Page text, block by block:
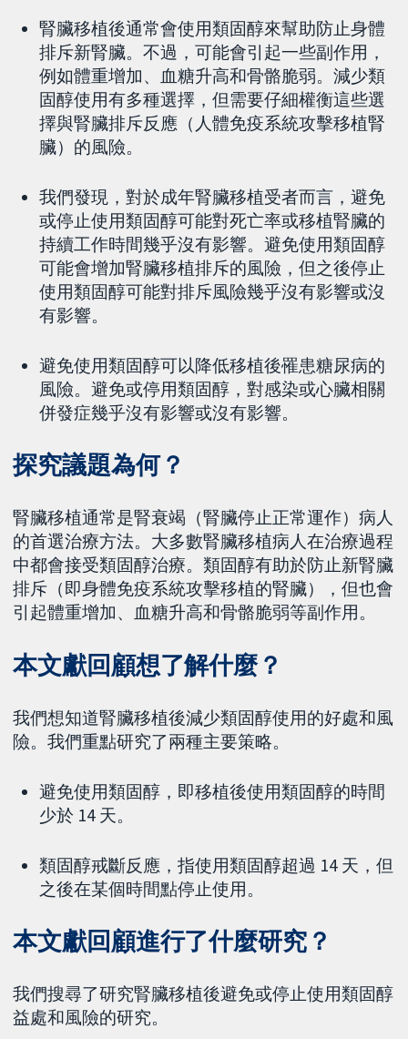
腎臟移植後通常會使用類固醇來幫助防止身體
排斥新腎臟。不過，可能會引起一些副作用，
例如體重增加、血糖升高和骨骼脆弱。減少類
固醇使用有多種選擇，但需要仔細權衡這些選
擇與腎臟排斥反應（人體免疫系統攻擊移植腎
臟）的風險。
我們發現，對於成年腎臟移植受者而言，避免
或停止使用類固醇可能對死亡率或移植腎臟的
持續工作時間幾乎沒有影響。避免使用類固醇
可能會增加腎臟移植排斥的風險，但之後停止
使用類固醇可能對排斥風險幾乎沒有影響或沒
有影響。
避免使用類固醇可以降低移植後罹患糖尿病的
風險。避免或停用類固醇，對感染或心臟相關
併發症幾乎沒有影響或沒有影響。
探究議題為何？
腎臟移植通常是腎衰竭（腎臟停止正常運作）病人
的首選治療方法。大多數腎臟移植病人在治療過程
中都會接受類固醇治療。類固醇有助於防止新腎臟
排斥（即身體免疫系統攻擊移植的腎臟），但也會
引起體重增加、血糖升高和骨骼脆弱等副作用。
本文獻回顧想了解什麼？
我們想知道腎臟移植後減少類固醇使用的好處和風
險。我們重點研究了兩種主要策略。
避免使用類固醇，即移植後使用類固醇的時間
少於 14 天。
類固醇戒斷反應，指使用類固醇超過 14 天，但
之後在某個時間點停止使用。
本文獻回顧進行了什麼研究？
我們搜尋了研究腎臟移植後避免或停止使用類固醇
益處和風險的研究。